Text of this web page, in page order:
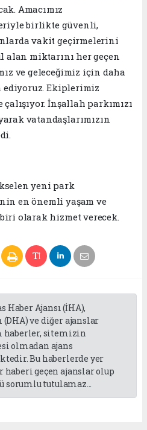
Amacımız
birlikte güvenli,
vakit geçirmelerini
alan miktarını her geçen
ve geleceğimiz için daha
Ekiplerimiz
İnşallah parkımızı
vatandaşlarımızın
yeni park
en önemli yaşam ve
olarak hizmet verecek.
Haber Ajansı (İHA),
ve diğer ajanslar
haberler, sitemizin
olmadan ajans
Bu haberlerde yer
geçen ajanslar olup
tutulamaz...